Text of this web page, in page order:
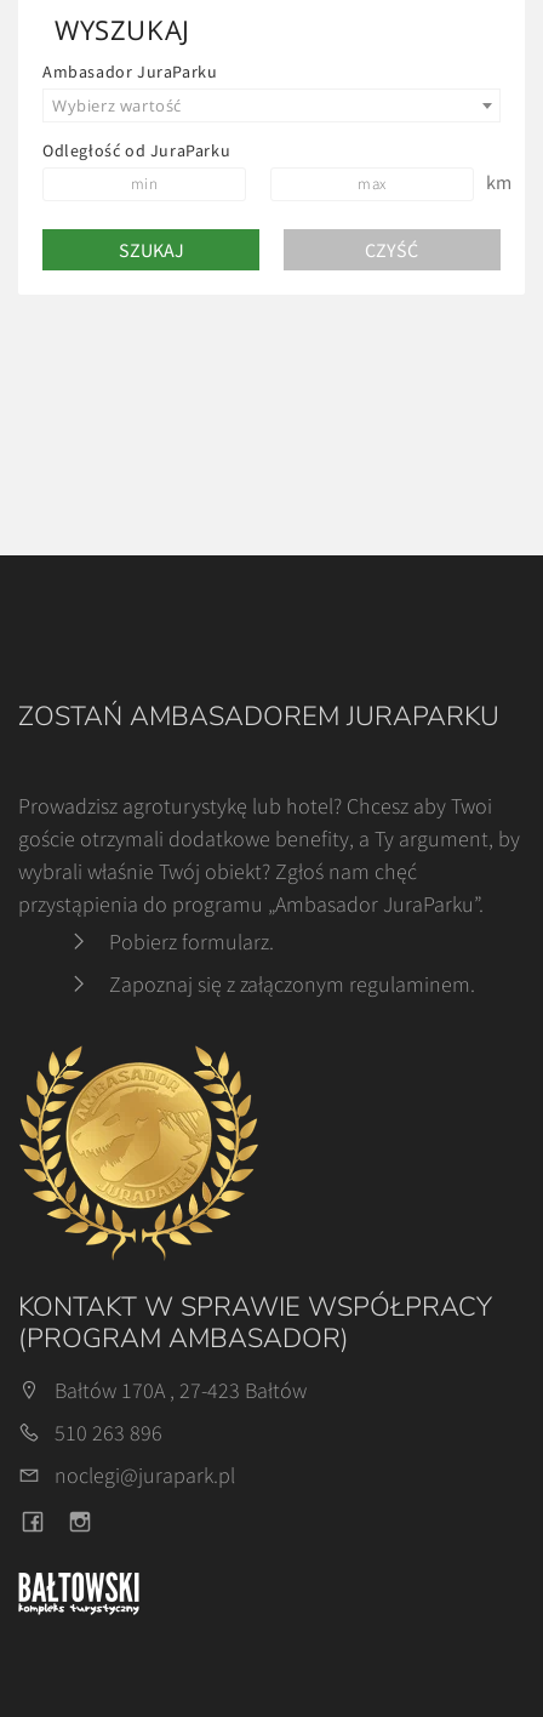
za wynajem całego domku, przy […]
WYSZUKAJ
Ambasador JuraParku
Wybierz wartość
Odległość od JuraParku
km
ZOSTAŃ AMBASADOREM JURAPARKU
Prowadzisz agroturystykę lub hotel? Chcesz aby Twoi
goście otrzymali dodatkowe benefity, a Ty argument, by
wybrali właśnie Twój obiekt? Zgłoś nam chęć
przystąpienia do programu „Ambasador JuraParku”.
Pobierz formularz.
Zapoznaj się z załączonym regulaminem.
KONTAKT W SPRAWIE WSPÓŁPRACY
(PROGRAM AMBASADOR)
Bałtów 170A , 27-423 Bałtów
510 263 896
noclegi@jurapark.pl